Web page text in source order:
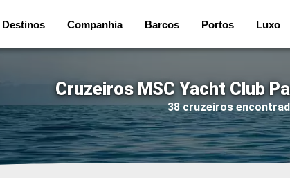
Destinos Companhia Barcos Portos Luxo
Cruzeiros MSC Yacht Club
38 cruzeiros